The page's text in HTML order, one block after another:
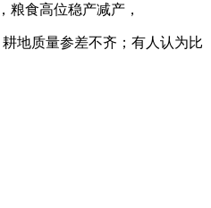
食高位稳产减产，
地质量参差不齐；有人认为比